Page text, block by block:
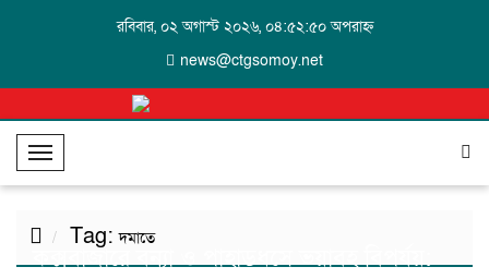
রবিবার, ০২ অগাস্ট ২০২৬, ০৪:৫২:৫০ অপরাহ্ন
news@ctgsomoy.net
T
o
g
l
Tag:দমাতে
কক্সবাজারে বন্যা ও পাহাড়ধসে ভয়াবহ বিপর্যয়: